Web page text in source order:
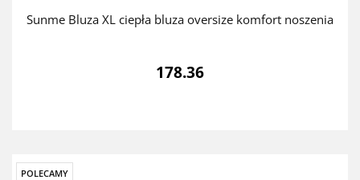
Sunme Bluza XL ciepła bluza oversize komfort noszenia
178.36
POLECAMY